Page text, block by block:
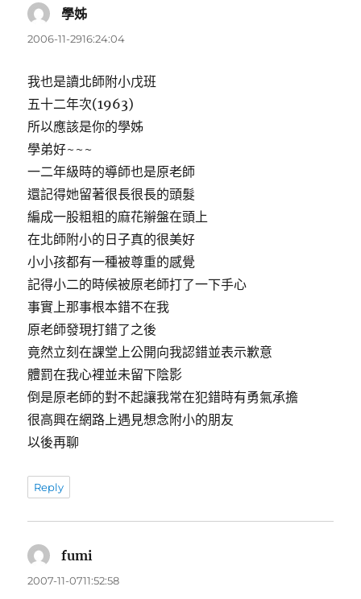
學姊
示:
2006-11-2916:24:04
我也是讀北師附小戊班
五十二年次(1963)
所以應該是你的學姊
學弟好~~~
一二年級時的導師也是原老師
還記得她留著很長很長的頭髮
編成一股粗粗的麻花辮盤在頭上
在北師附小的日子真的很美好
小小孩都有一種被尊重的感覺
記得小二的時候被原老師打了一下手心
事實上那事根本錯不在我
原老師發現打錯了之後
竟然立刻在課堂上公開向我認錯並表示歉意
體罰在我心裡並未留下陰影
倒是原老師的對不起讓我常在犯錯時有勇氣承擔
很高興在網路上遇見想念附小的朋友
以後再聊
Reply
fumi
示:
2007-11-0711:52:58